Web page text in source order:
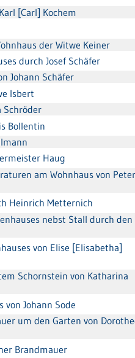
[Carl] Kochem
der Witwe Keiner
durch Josef Schäfer
Johann Schäfer
Isbert
Schröder
Bollentin
Haug
am Wohnhaus von Peter
Heinrich Metternich
nebst Stall durch den
von Elise [Elisabetha]
Schornstein von Katharina
von Johann Sode
um den Garten von
Brandmauer